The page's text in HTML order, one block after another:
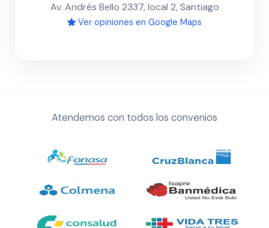
Av. Andrés Bello 2337, local 2, Santiago
Ver opiniones en Google Maps
Atendemos con todos los convenios